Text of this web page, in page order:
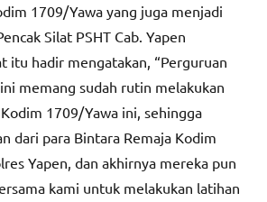
1709/Yawa yang juga menjadi
Silat PSHT Cab. Yapen
itu hadir mengatakan, “Perguruan
memang sudah rutin melakukan
1709/Yawa ini, sehingga
dari para Bintara Remaja Kodim
Yapen, dan akhirnya mereka pun
kami untuk melakukan latihan